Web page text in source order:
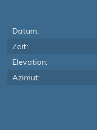
Datum:
Zeit:
Elevation:
Azimut: